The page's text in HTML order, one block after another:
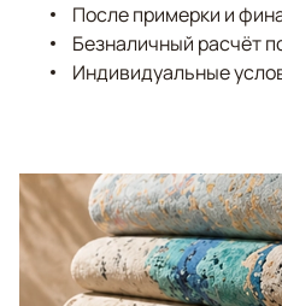
После примерки и
Безналичный расчёт
Индивидуальные